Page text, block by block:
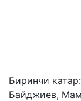
Биринчи
Байджиев,